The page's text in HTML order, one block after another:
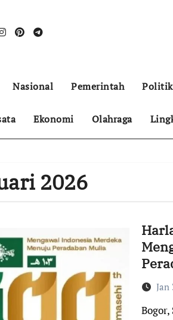
Nasional Pemerintah Politik
Ekonomi Olahraga
2026
Jan
Bogor, Suara Indonesia – Nahdlatul Ulama akan genap